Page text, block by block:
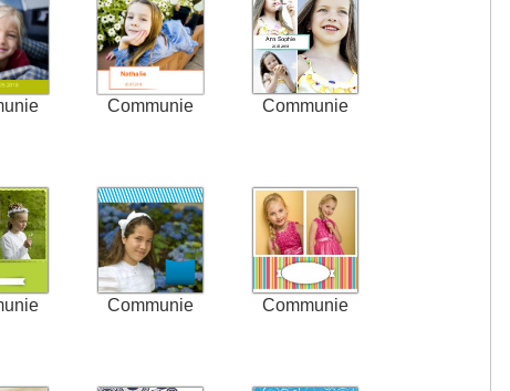
Communie Communie
Communie Communie